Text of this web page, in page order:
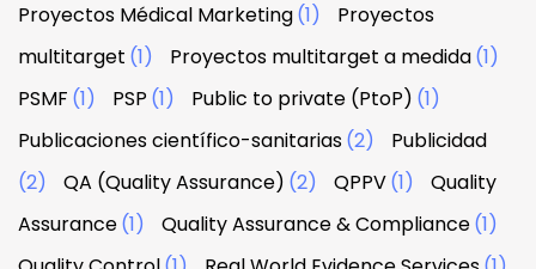
Proyectos Médical Marketing(1)
Proyectos
multitarget (1) Proyectos multitarget a medida(1)
PSMF (1) PSP (1) Public to private (PtoP) (1)
Publicaciones científico-sanitarias(2)
Publicidad
(2)
QA (Quality Assurance) (2) QPPV(1)
Quality
Assurance(1) Quality Assurance & Compliance(1)